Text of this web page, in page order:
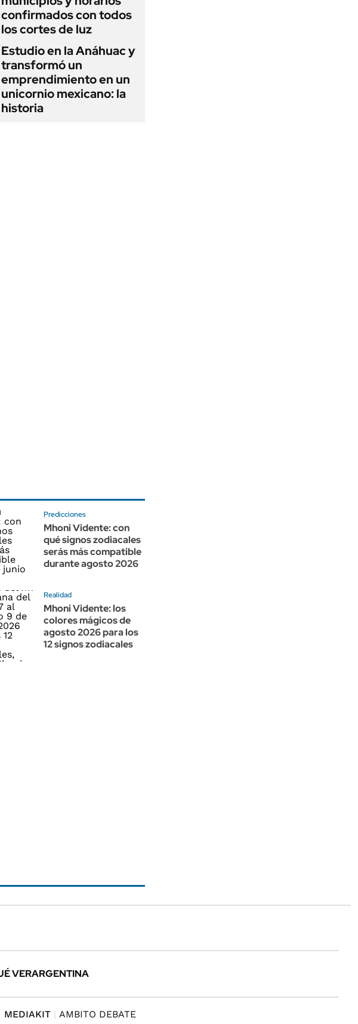
confirmados con todos
los cortes de luz
Estudio en la Anáhuac y
transformó un
emprendimiento en un
unicornio mexicano: la
historia
Predicciones
Mhoni Vidente: con
qué signos zodiacales
serás más compatible
durante agosto 2026
Realidad
Mhoni Vidente: los
colores mágicos de
agosto 2026 para los
12 signos zodiacales
VERARGENTINA
MEDIAKIT AMBITO DEBATE